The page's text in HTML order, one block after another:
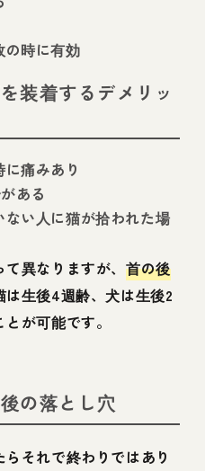
の時に有効
装着するデメリッ
痛みあり
ある
い人に猫が拾われた場
て異なりますが、首の後
は生後4週齢、犬は生後2
が可能です。
の落とし穴
それで終わりではあり